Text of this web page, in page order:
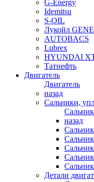
G-Energy
Idemitsu
S-OIL
Лукойл
AUTOBACS
Lubrex
HYUNDAI
Татнефть
Двигатель
Двигатель
назад
Сальники,
назад
Детали